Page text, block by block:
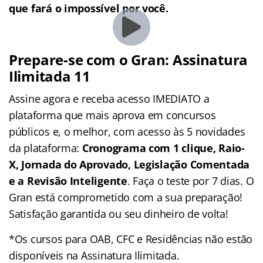
que fará o impossível por você.
Prepare-se com o Gran: Assinatura
Ilimitada 11
Assine agora e receba acesso IMEDIATO a
plataforma que mais aprova em concursos
públicos e, o melhor, com acesso às 5 novidades
da plataforma: Cronograma com 1 clique, Raio-
X, Jornada do Aprovado, Legislação Comentada
e a Revisão Inteligente. Faça o teste por 7 dias. O
Gran está comprometido com a sua preparação!
Satisfação garantida ou seu dinheiro de volta!
*Os cursos para OAB, CFC e Residências não estão
disponíveis na Assinatura Ilimitada.